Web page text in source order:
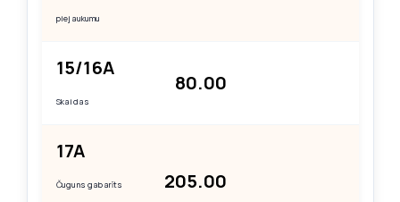
piejaukumu
15/16A
Skaidas
80.00
17A
Čuguns gabarīts 205.00